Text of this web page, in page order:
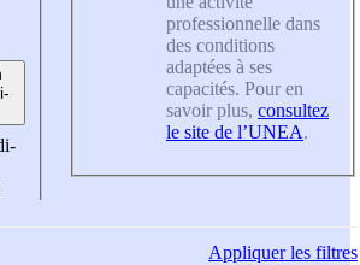
professionnelle dans
des conditions
adaptées à ses
capacités. Pour en
savoir plus, consultez
le site de l’UNEA.
Appliquerles filtres